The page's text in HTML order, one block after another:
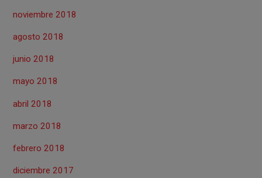
noviembre 2018
agosto 2018
junio 2018
mayo 2018
abril 2018
marzo 2018
febrero 2018
diciembre 2017